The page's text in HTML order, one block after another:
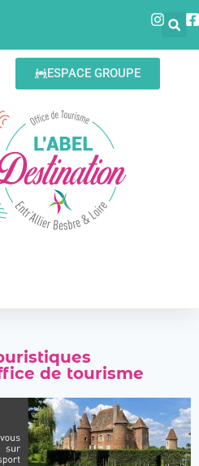
ESPACE GROUPE
de tourisme